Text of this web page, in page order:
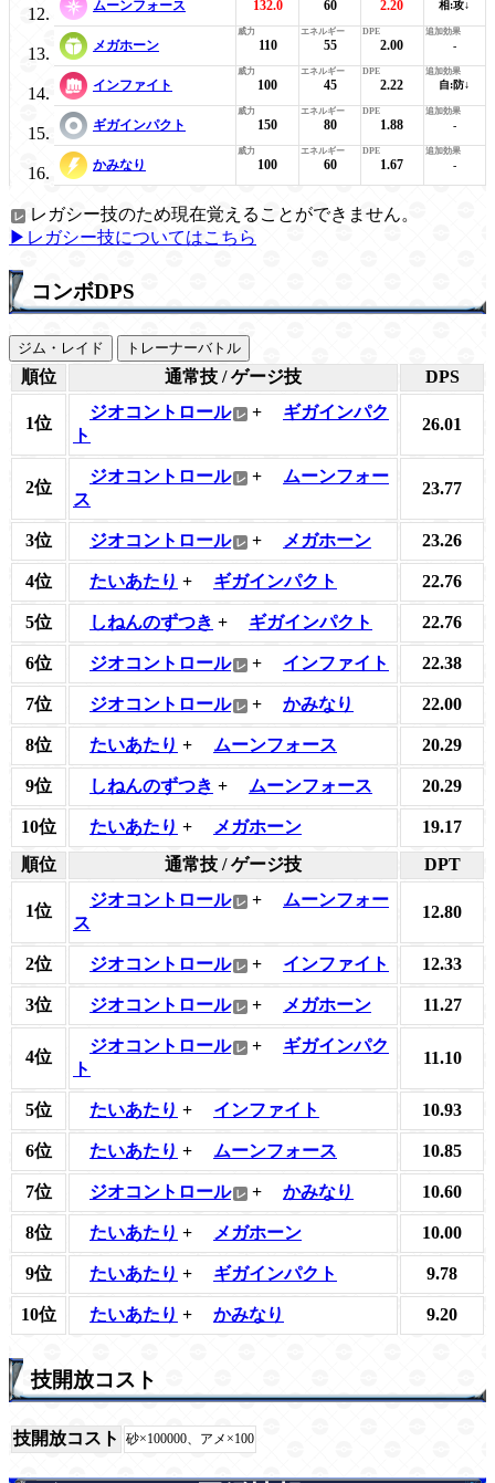
ムーンフォース 132.0 60 2.20 相:攻↓
メガホーン 110 55 2.00 -
インファイト 100 45 2.22 自:防↓
ギガインパクト 150 80 1.88 -
かみなり 100 60 1.67 -
レガシー技のため現在覚えることができません。
▶レガシー技についてはこちら
コンボDPS
ジム・レイド トレーナーバトル
順位 通常技 / ゲージ技 DPS
1位
ジオコントロール +
ギガインパク
ト
26.01
2位
ジオコントロール +
ムーンフォー
ス
23.77
3位 ジオコントロール + メガホーン 23.26
4位 たいあたり + ギガインパクト 22.76
5位 しねんのずつき + ギガインパクト 22.76
6位 ジオコントロール + インファイト 22.38
7位 ジオコントロール + かみなり 22.00
8位 たいあたり + ムーンフォース 20.29
9位 しねんのずつき + ムーンフォース 20.29
10位 たいあたり + メガホーン
19.17
順位
通常技 / ゲージ技 DPT
1位
ジオコントロール +
ムーンフォー
ス
12.80
2位 ジオコントロール + インファイト 12.33
3位 ジオコントロール + メガホーン 11.27
4位
ジオコントロール +
ギガインパク
ト
11.10
5位 たいあたり + インファイト 10.93
6位 たいあたり + ムーンフォース 10.85
7位 ジオコントロール + かみなり 10.60
8位 たいあたり + メガホーン 10.00
9位 たいあたり + ギガインパクト 9.78
10位 たいあたり + かみなり 9.20
技開放コスト
技開放コスト 砂×100000、アメ×100